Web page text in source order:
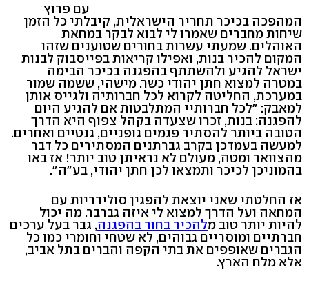
עם פרוץ
המהפכה בכיכר תחריר הישראלית, קיבלתי כל הזמן
שיחות מחברים שאמרו לי לבוא לבקר במחאת
האוהלים. שמעתי עשרות בחורים שטוענים שזהו
המקום להכיר בנות, ואפילו קריאות בפייסבוק לבנות
ישראל להגיע ולהשתתף בהפגנה בכיכר הבימה
במטרה למצוא חתן יהודי כשר. מישהי, ששמה שמור
במערכת, החליטה לקרוא לכל חברותיה ולגייס אותן
למאבק: "לכל חברותיי המתלבטות אם להגיע היום
להפגנה: בנות, זכרו שצעדה בקהל צפוף היא הדרך
הטובה ביותר להסתיר פגמים גופניים, גנטיים ואחרים.
למעשה בעמדכן בקרב גברתנים המסתירים כל דבר
מהצוואר ומטה, מעולם לא נראיתן טוב יותר! אז באו
בהמוניכן לכיכר ותמצאו לכן חתן יהודי, בע"ה".
אז החלטתי שאני יוצאת להפגין סולידריות עם
המחאה ועל הדרך למצוא לי איזה גברבר. מה יכול
להיות יותר טוב מלהכיר בחור בהפגנה, גבר בעל ערכים
חברתיים ומוסריים גבוהים, לא שטחי וחומרי כמו כל
הגברים שאופפים את בתי הקפה והברים בתל אביב,
אלא מלח הארץ.